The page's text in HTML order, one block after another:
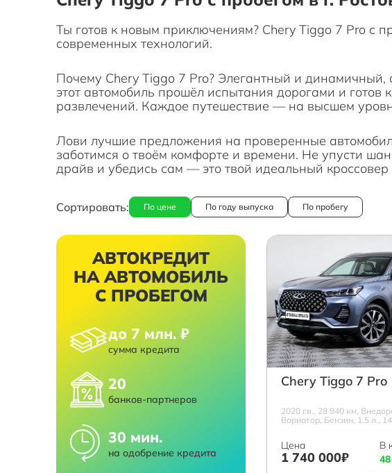
Ты готов к новым приключениям? Chery Tiggo 7 Pro с
современных технологий.
Почему Chery Tiggo 7 Pro? Элегантный и динамичный,
этот автомобиль прошёл испытания дорогами и
развлечений. Каждое путешествие — на высшем
Лови лучшие предложения на проверенные
заботимся о твоём комфорте и времени. Не упусти
драйв и убедись сам — это твой идеальный
Сортировать: По цене По году выпуска По пробегу
АВТОКРЕДИТ
НА АВТОМОБИЛЬ
С ПРОБЕГОМ
до 7 млн. ₽
сумма кредита
20
банков-партнеров
30 мин.
на одобрение кредита
Chery Tiggo 7 Pro
2020 г.в., 28 940 км,
Вариатор, Бензин, 1.5 л.,
Цена
1 740 000₽
В